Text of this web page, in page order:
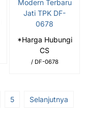
Modern Terbaru
Jati TPK DF-
0678
*Harga Hubungi
CS
/ DF-0678
5 Selanjutnya